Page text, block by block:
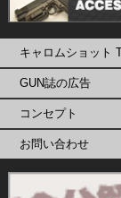
キャロムショット
GUN誌の広告
コンセプト
お問い合わせ